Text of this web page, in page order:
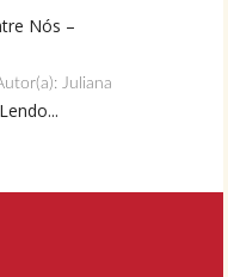
Nós –
Juliana